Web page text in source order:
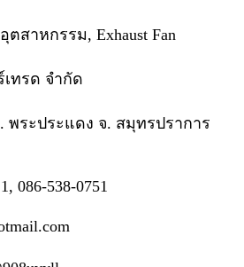
สาหกรรม, Exhaust Fan
เทรด จํากัด
พระประแดง จ. สมุทรปราการ
086-538-0751